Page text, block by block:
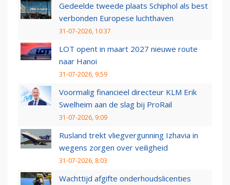
Gedeelde tweede plaats Schiphol als best
verbonden Europese luchthaven
31-07-2026, 10:37
LOT opent in maart 2027 nieuwe route
naar Hanoi
31-07-2026, 9:59
Voormalig financieel directeur KLM Erik
Swelheim aan de slag bij ProRail
31-07-2026, 9:09
Rusland trekt vliegvergunning Izhavia in
wegens zorgen over veiligheid
31-07-2026, 8:03
Wachttijd afgifte onderhoudslicenties